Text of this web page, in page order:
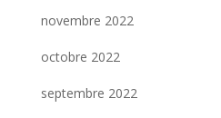
novembre 2022
octobre 2022
septembre 2022